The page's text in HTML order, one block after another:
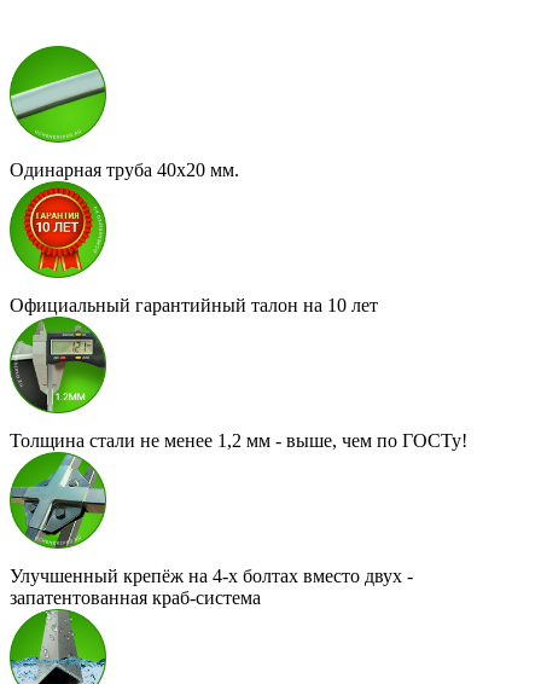
Одинарная труба 40х20 мм.
Официальный гарантийный талон на 10 лет
Толщина стали не менее 1,2 мм - выше, чем по ГОСТу!
Улучшенный крепёж на 4-х болтах вместо двух -
запатентованная краб-система